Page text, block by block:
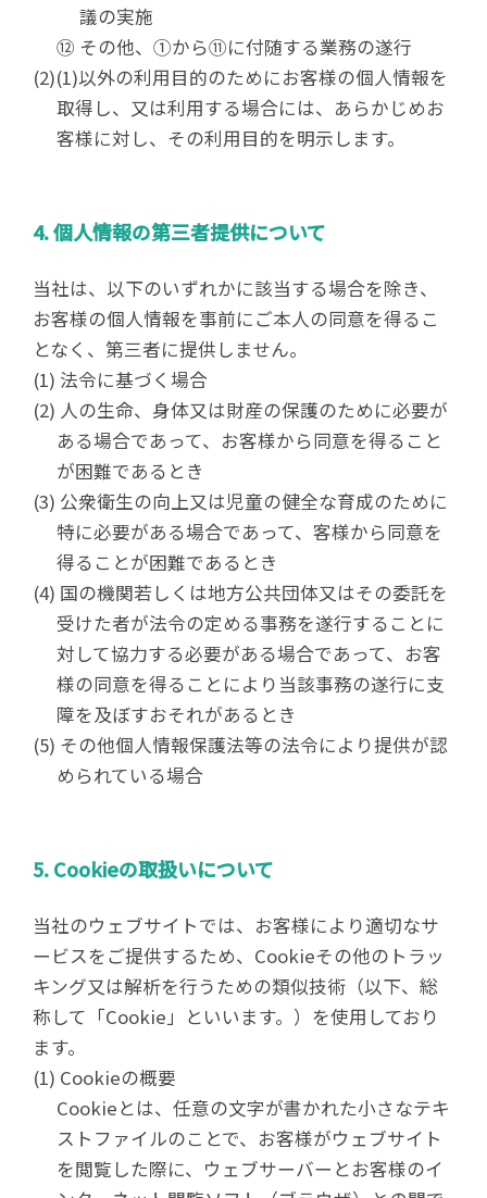
議の実施
⑫ その他、①から⑪に付随する業務の遂行
(2)(1)以外の利用目的のためにお客様の個人情報を
取得し、又は利用する場合には、あらかじめお
客様に対し、その利用目的を明示します。
4. 個人情報の第三者提供について
当社は、以下のいずれかに該当する場合を除き、
お客様の個人情報を事前にご本人の同意を得るこ
となく、第三者に提供しません。
(1) 法令に基づく場合
(2) 人の生命、身体又は財産の保護のために必要が
ある場合であって、お客様から同意を得ること
が困難であるとき
(3) 公衆衛生の向上又は児童の健全な育成のために
特に必要がある場合であって、客様から同意を
得ることが困難であるとき
(4) 国の機関若しくは地方公共団体又はその委託を
受けた者が法令の定める事務を遂行することに
対して協力する必要がある場合であって、お客
様の同意を得ることにより当該事務の遂行に支
障を及ぼすおそれがあるとき
(5) その他個人情報保護法等の法令により提供が認
められている場合
5. Cookieの取扱いについて
当社のウェブサイトでは、お客様により適切なサ
ービスをご提供するため、Cookieその他のトラッ
キング又は解析を行うための類似技術（以下、総
称して「Cookie」といいます。）を使用しており
ます。
(1) Cookieの概要
Cookieとは、任意の文字が書かれた小さなテキ
ストファイルのことで、お客様がウェブサイト
を閲覧した際に、ウェブサーバーとお客様のイ